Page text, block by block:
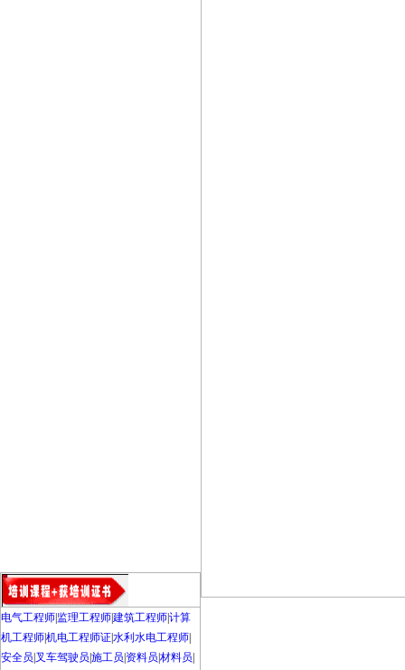
电气工程师 监理工程师建筑工程师计算
机工程师机电工程师证水利水电工程师
安全员 叉车驾驶员 施工员 资料员 材料员